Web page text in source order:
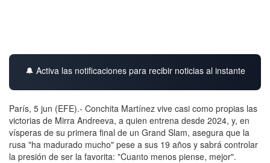
🔔 Activa las notificaciones para recibir noticias al instante
París, 5 jun (EFE).- Conchita Martínez vive casi como propias las
victorias de Mirra Andreeva, a quien entrena desde 2024, y, en
vísperas de su primera final de un Grand Slam, asegura que la
rusa "ha madurado mucho" pese a sus 19 años y sabrá controlar
la presión de ser la favorita: "Cuanto menos piense, mejor".